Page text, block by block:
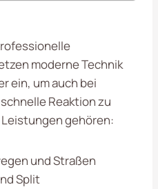
moderne Technik
ein, um auch bei
Reaktion zu
gehören:
und Straßen
Split